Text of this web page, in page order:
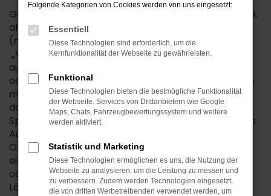
Gemäß Art. 4 Ziffer 1. der Verordnung (EU) 2016/679,
also der Datenschutz-Grundverordnung
(nachfolgend nur „DSGVO“ genannt), gilt als
„Verarbeitung“ jeder mit oder ohne Hilfe
automatisierter Verfahren ausgeführter Vorgang
oder jede solche Vorgangsreihe im Zusammenhang
mit personenbezogenen Daten, wie das Erheben,
das Erfassen, die Organisation, das Ordnen, die
Speicherung, die Anpassung oder Veränderung, das
Auslesen, das Abfragen, die Verwendung, die
Offenlegung durch Übermittlung, Verbreitung oder
eine andere Form der Bereitstellung, den Abgleich
oder die Verknüpfung, die Einschränkung, das
Löschen oder die Vernichtung.
Folgende Kategorien von Cookies werden von uns eingesetzt:
Essentiell
Diese Technologien sind erforderlich, um die
Kernfunktionalität der Webseite zu gewährleisten.
Funktional
Diese Technologien bieten die bestmögliche Funktionalität
der Webseite. Services von Drittanbietern wie Google
Maps, Chats, Fahrzeugbewertungssystem und weitere
werden aktiviert.
Statistik und Marketing
Diese Technologien ermöglichen es uns, die Nutzung der
Webseite zu analysieren, um die Leistung zu messen und
zu verbessern. Zudem werden Technologien eingesetzt,
die von dritten Werbetreibenden verwendet werden, um